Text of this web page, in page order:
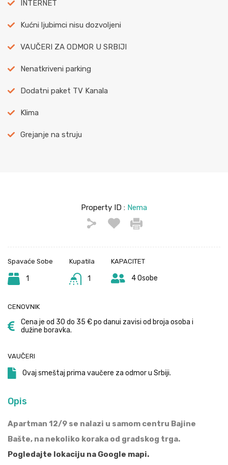
INTERNET
Kućni ljubimci nisu dozvoljeni
VAUČERI ZA ODMOR U SRBIJI
Nenatkriveni parking
Dodatni paket TV Kanala
Klima
Grejanje na struju
Property ID : Nema
Spavaće Sobe
1
Kupatila
1
KAPACITET
4 Osobe
CENOVNIK
Cena je od 30 do 35 € po danui zavisi od broja osoba i
dužine boravka.
VAUČERI
Ovaj smeštaj prima vaučere za odmor u Srbiji.
Opis
Apartman 12/9 se nalazi u samom centru Bajine
Bašte, na nekoliko koraka od gradskog trga.
Pogledajte lokaciju na Google mapi.